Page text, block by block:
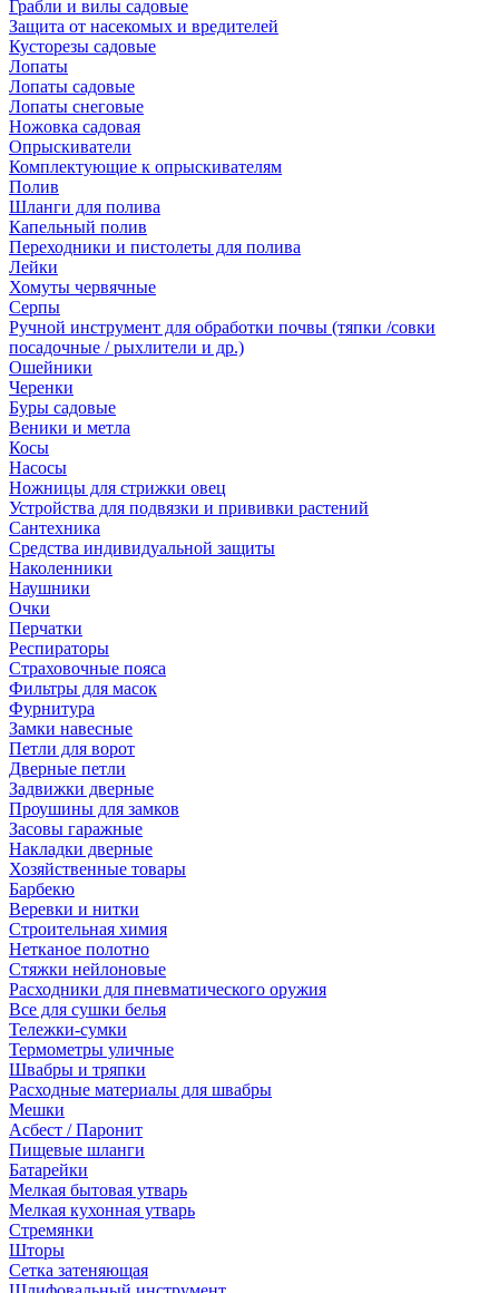
Грабли и вилы садовые
Защита от насекомых и вредителей
Кусторезы садовые
Лопаты
Лопаты садовые
Лопаты снеговые
Ножовка садовая
Опрыскиватели
Комплектующие к опрыскивателям
Полив
Шланги для полива
Капельный полив
Переходники и пистолеты для полива
Лейки
Хомуты червячные
Серпы
Ручной инструмент для обработки почвы (тяпки /совки
посадочные / рыхлители и др.)
Ошейники
Черенки
Буры садовые
Веники и метла
Косы
Насосы
Ножницы для стрижки овец
Устройства для подвязки и прививки растений
Сантехника
Средства индивидуальной защиты
Наколенники
Наушники
Очки
Перчатки
Респираторы
Страховочные пояса
Фильтры для масок
Фурнитура
Замки навесные
Петли для ворот
Дверные петли
Задвижки дверные
Проушины для замков
Засовы гаражные
Накладки дверные
Хозяйственные товары
Барбекю
Веревки и нитки
Строительная химия
Нетканое полотно
Стяжки нейлоновые
Расходники для пневматического оружия
Все для сушки белья
Тележки-сумки
Термометры уличные
Швабры и тряпки
Расходные материалы для швабры
Мешки
Асбест / Паронит
Пищевые шланги
Батарейки
Мелкая бытовая утварь
Мелкая кухонная утварь
Стремянки
Шторы
Сетка затеняющая